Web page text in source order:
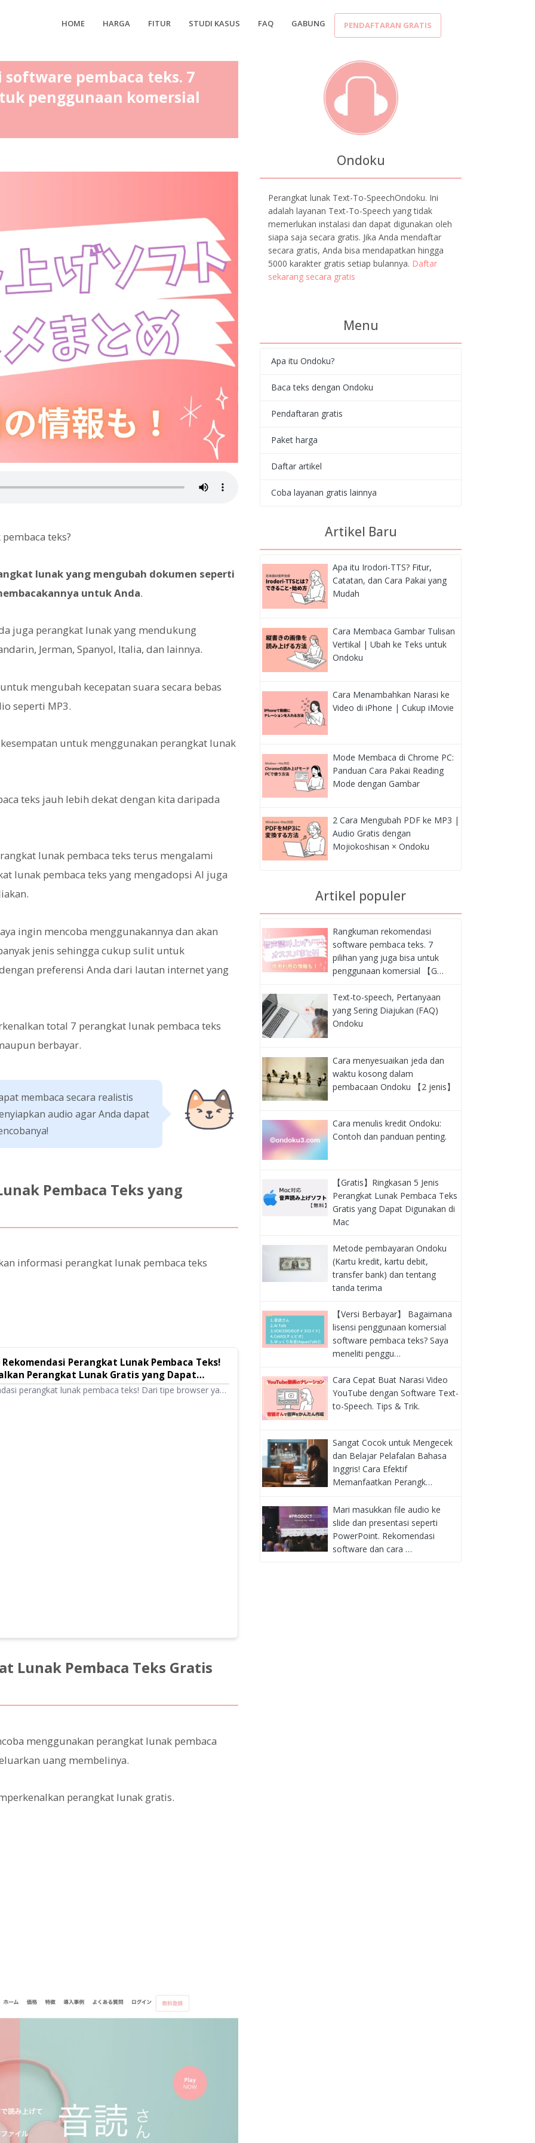
HOME HARGA FITUR STUDI KASUS FAQ GABUNG PENDAFTARAN GRATIS
pembaca teks. 7
penggunaan komersial
teks?
lunak yang mengubah dokumen seperti
untuk Anda.
juga perangkat lunak yang mendukung
Jerman, Spanyol, Italia, dan lainnya.
mengubah kecepatan suara secara bebas
seperti MP3.
untuk menggunakan perangkat lunak
teks jauh lebih dekat dengan kita daripada
lunak pembaca teks terus mengalami
lunak pembaca teks yang mengadopsi AI juga
ingin mencoba menggunakannya dan akan
jenis sehingga cukup sulit untuk
preferensi Anda dari lautan internet yang
total 7 perangkat lunak pembaca teks
berbayar.
membaca secara realistis
audio agar Anda dapat
Pembaca Teks yang
informasi perangkat lunak pembaca teks
Perangkat Lunak Pembaca Teks!
Perangkat Lunak Gratis yang Dapat
Komersial | Perangkat Lunak Pembaca Teks
perangkat lunak pembaca teks! Dari tipe browser yang
Lunak Pembaca Teks Gratis
menggunakan perangkat lunak pembaca
uang membelinya.
perangkat lunak gratis.
Ondoku
Perangkat lunak Text-To-SpeechOndoku. Ini
adalah layanan Text-To-Speech yang tidak
memerlukan instalasi dan dapat digunakan oleh
siapa saja secara gratis. Jika Anda mendaftar
secara gratis, Anda bisa mendapatkan hingga
5000 karakter gratis setiap bulannya. Daftar
sekarang secara gratis
Menu
Apa itu Ondoku?
Baca teks dengan Ondoku
Pendaftaran gratis
Paket harga
Daftar artikel
Coba layanan gratis lainnya
Artikel Baru
Apa itu Irodori-TTS? Fitur,
Catatan, dan Cara Pakai yang
Mudah
Cara Membaca Gambar Tulisan
Vertikal | Ubah ke Teks untuk
Ondoku
Cara Menambahkan Narasi ke
Video di iPhone | Cukup iMovie
Mode Membaca di Chrome PC:
Panduan Cara Pakai Reading
Mode dengan Gambar
2 Cara Mengubah PDF ke MP3 |
Audio Gratis dengan
Mojiokoshisan × Ondoku
Artikel populer
Rangkuman rekomendasi
software pembaca teks. 7
pilihan yang juga bisa untuk
penggunaan komersial 【G…
Text-to-speech, Pertanyaan
yang Sering Diajukan (FAQ)
Ondoku
Cara menyesuaikan jeda dan
waktu kosong dalam
pembacaan Ondoku 【2 jenis】
Cara menulis kredit Ondoku:
Contoh dan panduan penting.
【Gratis】Ringkasan 5 Jenis
Perangkat Lunak Pembaca Teks
Gratis yang Dapat Digunakan di
Mac
Metode pembayaran Ondoku
(Kartu kredit, kartu debit,
transfer bank) dan tentang
tanda terima
【Versi Berbayar】 Bagaimana
lisensi penggunaan komersial
software pembaca teks? Saya
meneliti penggu…
Cara Cepat Buat Narasi Video
YouTube dengan Software Text-
to-Speech. Tips & Trik.
Sangat Cocok untuk Mengecek
dan Belajar Pelafalan Bahasa
Inggris! Cara Efektif
Memanfaatkan Perangk…
Mari masukkan file audio ke
slide dan presentasi seperti
PowerPoint. Rekomendasi
software dan cara …